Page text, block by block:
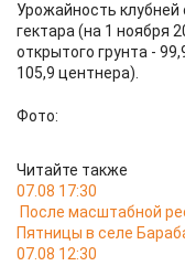
Урожайность клубней
гектара (на 1 ноября
открытого грунта -
105,9 центнера).
Фото:
Читайте также
07.08 17:30
После масштабной
Пятницы в селе
07.08 12:30